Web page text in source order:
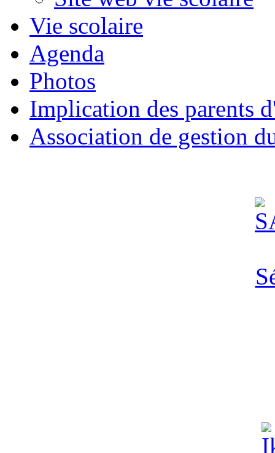
Vie scolaire
Agenda
Photos
Implication des parents
Association de gestion